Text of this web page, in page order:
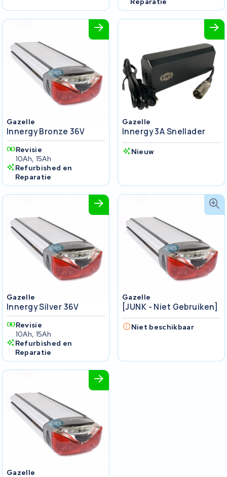
Gazelle
Innergy Bronze 36V
Revisie
10Ah, 15Ah
Refurbished en
Reparatie
Gazelle
Innergy 3A Snellader
Nieuw
Gazelle
Innergy Silver 36V
Revisie
10Ah, 15Ah
Refurbished en
Reparatie
Gazelle
[JUNK - Niet Gebruiken]
Niet beschikbaar
Gazelle